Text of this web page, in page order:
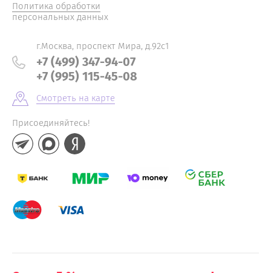
Политика обработки
персональных данных
г.Москва, проспект Мира, д.92с1
+7 (499) 347-94-07
+7 (995) 115-45-08
Смотреть на карте
Присоединяйтесь!